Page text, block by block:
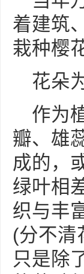
着建筑
栽种樱
花朵
作为
瓣、雄
成的，
绿叶相
织与丰
(分不清
只是除